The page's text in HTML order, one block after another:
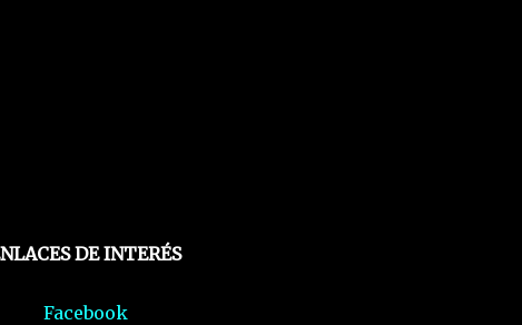
DE INTERÉS
Facebook